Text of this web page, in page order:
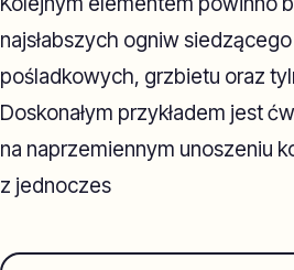
najsłabszych ogniw
pośladkowych, grzbietu oraz
Doskonałym przykładem jest
na naprzemiennym unoszeniu
z jednoczes